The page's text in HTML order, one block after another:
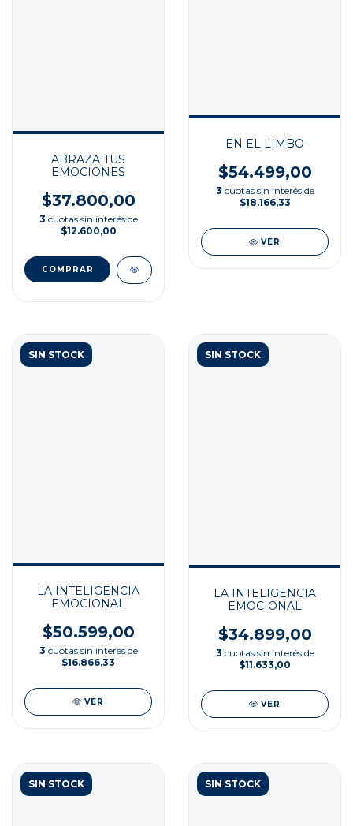
ABRAZA TUS
EMOCIONES
$37.800,00
3 cuotas sin interés de
$12.600,00
EN EL LIMBO
$54.499,00
3 cuotas sin interés de
$18.166,33
VER
SIN STOCK
LA INTELIGENCIA
EMOCIONAL
$50.599,00
3 cuotas sin interés de
$16.866,33
VER
SIN STOCK
LA INTELIGENCIA
EMOCIONAL
$34.899,00
3 cuotas sin interés de
$11.633,00
VER
SIN STOCK SIN STOCK